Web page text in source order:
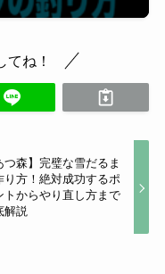
てね！
つ森】完璧な雪だるま
り方！絶対成功するポ
トからやり直し方まで
解説